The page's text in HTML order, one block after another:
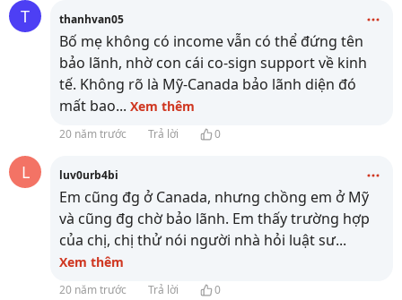
T thanhvan05
Bố mẹ không có income vẫn có thể đứng tên
bảo lãnh, nhờ con cái co-sign support về kinh
tế. Không rõ là Mỹ-Canada bảo lãnh diện đó
mất bao... Xem thêm
20 năm trước Trả lời 0
L luv0urb4bi
Em cũng đg ở Canada, nhưng chồng em ở Mỹ
và cũng đg chờ bảo lãnh. Em thấy trường hợp
của chị, chị thử nói người nhà hỏi luật sư...
Xem thêm
20 năm trước Trả lời 0